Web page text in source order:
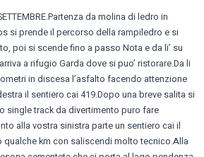
da molina di ledro in
si prende il percorso della rampiledro e si
poi si scende fino a passo Nota e da li’ su
a rifugio Garda dove si puo’ ristorare.Da li
in discesa l’asfalto facendo attenzione
il sentiero cai 419.Dopo una breve salita si
single track da divertimento puro fare
alla vostra sinistra parte un sentiero cai il
qualche km con saliscendi molto tecnico.Alla